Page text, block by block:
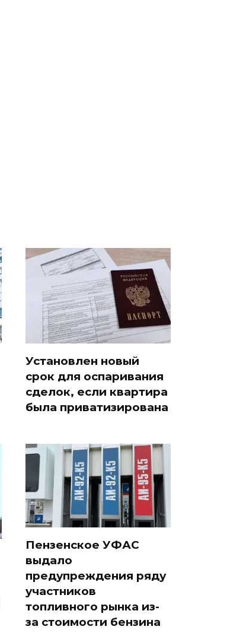
Установлен новый
срок для оспаривания
сделок, если квартира
была приватизирована
Пензенское УФАС
выдало
предупреждения ряду
участников
топливного рынка из-
за стоимости бензина